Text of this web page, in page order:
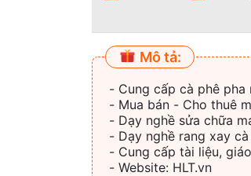
Mô tả:
- Cung cấp cà phê pha
- Mua bán - Cho thuê
- Dạy nghề sửa chữa
- Dạy nghề rang xay cà
- Cung cấp tài liệu,
- Website: HLT.vn